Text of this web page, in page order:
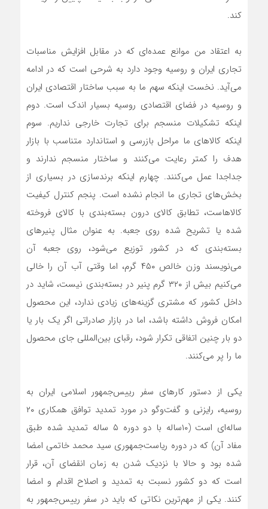
کند.
به اعتقاد من موانع عمده‌ای که در مقابل افزایش مناسبات
تجاری ایران و روسیه وجود دارد به شرحی است که در ادامه
می‌آید. نخست اینکه سهم ما به سبب ساختار اقتصادی ایران
و روسیه در فضای اقتصادی روسیه بسیار اندک است. دوم
اینکه تشکیلات منسجم برای تجارت خارجی نداریم. سوم
اینکه کالاهای ما مراحل بازرسی و استاندارد متناسب با بازار
هدف را کمتر رعایت می‌کنند و ساختار منسجم ندارند و
جدا‌جدا عمل می‌کنند. چهارم اینکه برندسازی در بسیاری از
بخش‌های تجاری ما انجام نشده است. پنجم کنترل کیفیت
کالاهاست، تطابق کالای درون بسته‌بندی با کالای فروخته
شده یا تشریح شده روی جعبه. به عنوان مثال پنیرهای
بسته‌بندی که در کشور توزیع می‌شود، روی جعبه آن
می‌نویسند وزن خالص ۴۵۰ گرم، اما وقتی آب آن را خالی
می‌کنیم بیش از ۳۲۰ گرم پنیر در بسته‌بندی نیست، شاید در
داخل کشور که مشتری گزینه‌های زیادی ندارد، این محصول
امکان فروش داشته ‌باشد، اما در بازار صادراتی اگر یک بار یا
دو بار چنین اتفاقی تکرار شود، رقبای بین‌المللی جای محصول
ما را پر می‌کنند.
یکی از دستور کارهای سفر رییس‌جمهور اسلامی ایران به
روسیه، رایزنی و گفت‌وگو در مورد تمدید توافق همکاری ۲۰
ساله‌ای است (۱۰ساله با دو دوره ۵ ساله تمدید شده طبق
مفاد آن) که در دوره ریاست‌جمهوری سید محمد خاتمی امضا
شده‌ بود و حالا با نزدیک شدن به زمان انقضای آن، قرار
است که دو کشور نسبت به تمدید و اصلاح اقدام و امضا
کنند. یکی از مهم‌ترین نکاتی که باید در سفر رییس‌جمهور به